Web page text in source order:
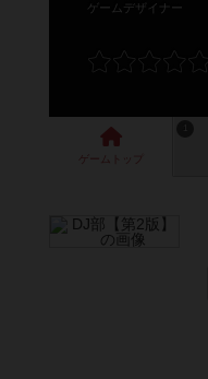
ゲームデザイナー
ゲーム